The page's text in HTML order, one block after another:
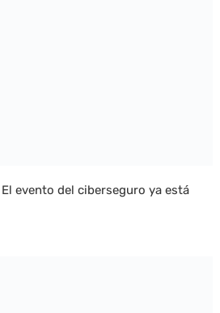
evento del ciberseguro ya está